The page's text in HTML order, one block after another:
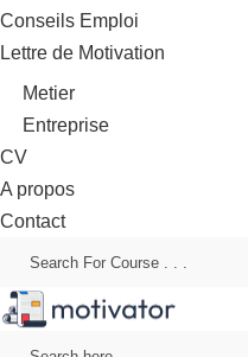
Conseils Emploi
Lettre de Motivation
Metier
Entreprise
CV
A propos
Contact